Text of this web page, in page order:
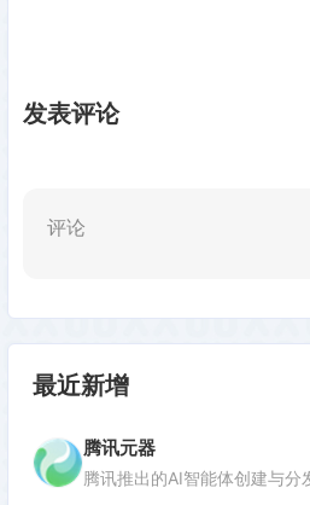
发表评论
评论
最近新增
腾讯元器